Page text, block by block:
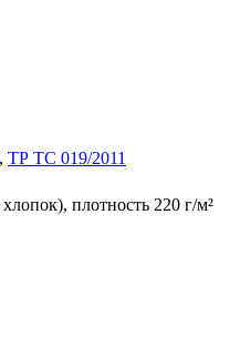
, ТР ТС 019/2011
плотность 220 г/м²